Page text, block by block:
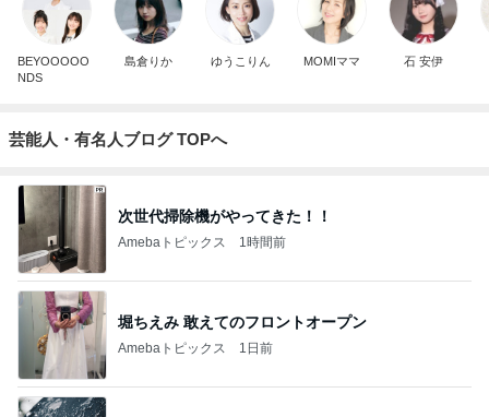
BEYOOOOO
NDS
島倉りか ゆうこりん MOMIママ 石 安伊
芸能人・有名人ブログ TOPへ
次世代掃除機がやってきた！！
Amebaトピックス 1時間前
堀ちえみ 敢えてのフロントオープン
Amebaトピックス 1日前